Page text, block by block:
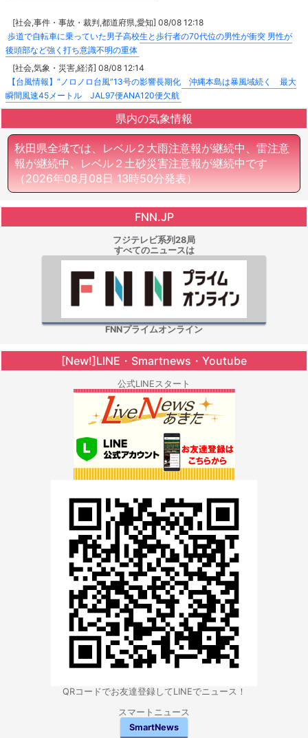
[社会,事件・事故・裁判,都道府県,愛知] 08/08 12:18
歩道で自転車に乗っていた男子高校生と歩行者の70代位の男性が衝突 男性が
後頭部など強く打ち意識不明の重体
[社会,気象・災害,経済] 08/08 12:14
【台風情報】“ノロノロ台風”13号の影響長期化 沖縄本島は暴風域続く 最大
瞬間風速45メートル JAL97便ANA120便欠航
県内の気象情報
秋田県全域では、レベル２大雨注意報が継続中、雷注意
報が継続中、レベル２土砂災害注意報が継続中です
（2026年08月08日 13時50分発表）
FNN.JP
フジテレビ系列28局
すべてのニュースは
FNNプライムオンライン
[New!]LINE・Smartnews・Youtube
公式LINEスタート
QRコードでお友達登録してLINEでニュース！
スマートニュース
SmartNews